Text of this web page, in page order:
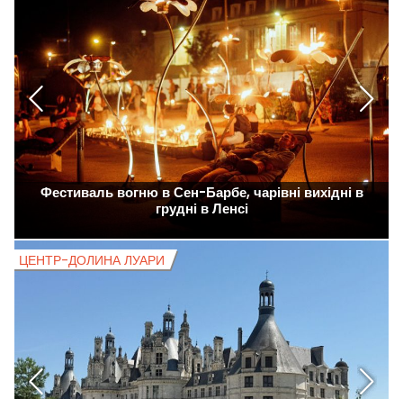
Фестиваль вогню в Сен-Барбе, чарівні вихідні в
грудні в Ленсі
ЦЕНТР-ДОЛИНА ЛУАРИ